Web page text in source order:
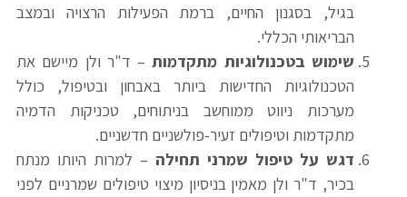
בגיל, בסגנון החיים, ברמת הפעילות הרצויה ובמצב
הבריאותי הכללי.
שימוש בטכנולוגיות מתקדמות– ד"ר ולן מיישם את
הטכנולוגיות החדישות ביותר באבחון ובטיפול, כולל
מערכות ניווט ממוחשב בניתוחים, טכניקות הדמיה
מתקדמות וטיפולים זעיר-פולשניים חדשניים.
דגש על טיפול שמרני תחילה – למרות היותו מנתח
בכיר, ד"ר ולן מאמין בניסיון מיצוי טיפולים שמרניים לפני